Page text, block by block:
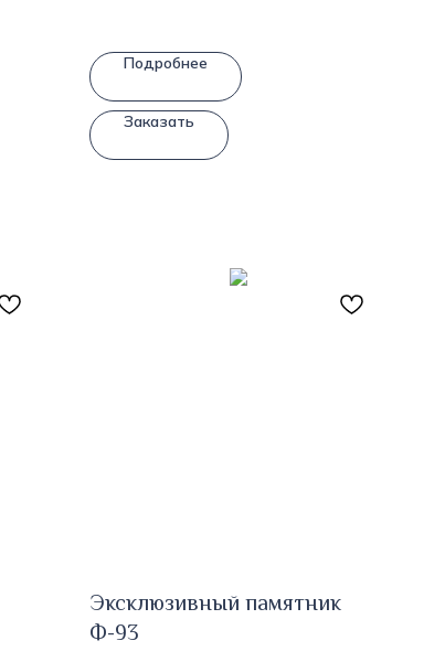
Подробнее
Заказать
Эксклюзивный памятник
Ф-93